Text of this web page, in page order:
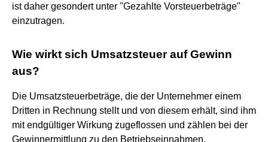
ist daher gesondert unter "Gezahlte Vorsteuerbeträge"
einzutragen.
Wie wirkt sich Umsatzsteuer auf Gewinn
aus?
Die Umsatzsteuerbeträge, die der Unternehmer einem
Dritten in Rechnung stellt und von diesem erhält, sind ihm
mit endgültiger Wirkung zugeflossen und zählen bei der
Gewinnermittlung zu den Betriebseinnahmen.